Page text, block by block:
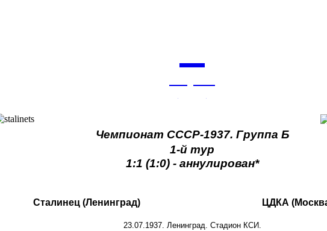
Чемпионат СССР-1937. Группа Б
1-й тур
1:1 (1:0) - аннулирован*
Сталинец (Ленинград) ЦДКА
23.07.1937. Ленинград. Стадион КСИ.